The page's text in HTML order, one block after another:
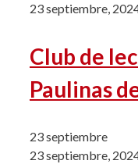
23 septiembre,
Club de
Paulinas
23 septiembre
23 septiembre,